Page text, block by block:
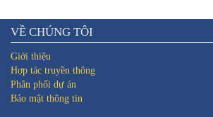
VỀ CHÚNG TÔI
Giới thiệu
Hợp tác truyền thông
Phân phối dự án
Bảo mật thông tin